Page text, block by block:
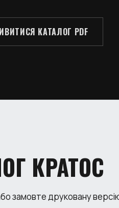
КАТАЛОГ PDF
КРАТОС
замовте друковану